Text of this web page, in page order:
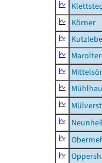
Körner